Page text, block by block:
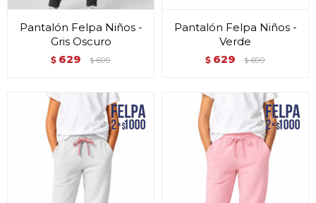
Pantalón Felpa Niños -
Gris Oscuro
$ 629 $ 699
Pantalón Felpa Niños -
Verde
$ 629 $ 699